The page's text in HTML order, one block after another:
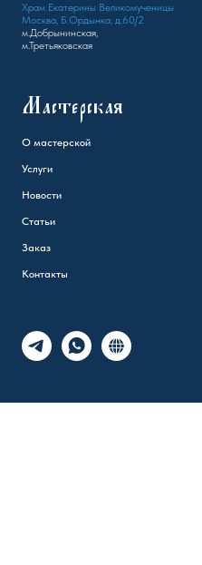
Храм Екатерины Великомученицы
Москва, Б.Ордынка, д.60/2
м.Добрынинская,
м.Третьяковская
Мастерская
О мастерской
Услуги
Новости
Статьи
Заказ
Контакты